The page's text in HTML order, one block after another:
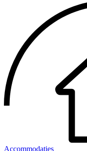
Accommodaties